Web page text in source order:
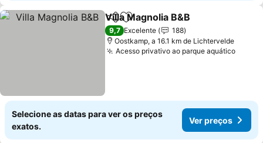
PartilharAdicionar aos favoritos
Villa Magnolia B&B
9,7 Excelente
188
Oostkamp, a 16.1 km de Lichtervelde
Acesso privativo ao parque aquáticoVer
Selecione as datas para ver os preços
exatos.
Ver preços